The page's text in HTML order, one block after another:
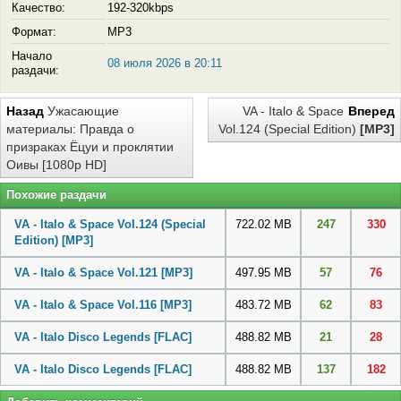
Качество:
192-320kbps
Формат:
MP3
Начало
раздачи:
08 июля 2026 в 20:11
Назад Ужасающие
материалы: Правда о
призраках Ёцуи и проклятии
Оивы [1080p HD]
Вперед
VA - Italo & Space
Vol.124 (Special Edition) [MP3]
Похожие раздачи
VA - Italo & Space Vol.124 (Special
Edition) [MP3]
722.02 MB 247 330
VA - Italo & Space Vol.121 [MP3] 497.95 MB 57 76
VA - Italo & Space Vol.116 [MP3] 483.72 MB 62 83
VA - Italo Disco Legends [FLAC] 488.82 MB 21 28
VA - Italo Disco Legends [FLAC] 488.82 MB 137 182